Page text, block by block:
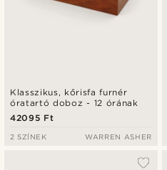
Klasszikus, kőrisfa furnér
óratartó doboz - 12 órának
42095 Ft
2 SZÍNEK WARREN ASHER